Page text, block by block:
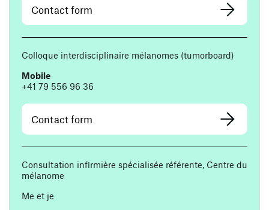
Contact form
Colloque interdisciplinaire mélanomes (tumorboard)
Mobile
+41 79 556 96 36
Contact form
Consultation infirmière spécialisée référente, Centre du
mélanome
Me et je